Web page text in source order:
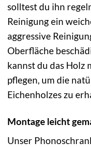
solltest du ihn
Reinigung ein
aggressive
Oberfläche
kannst du das Holz
pflegen, um die
Eichenholzes zu
Montage leicht
Unser